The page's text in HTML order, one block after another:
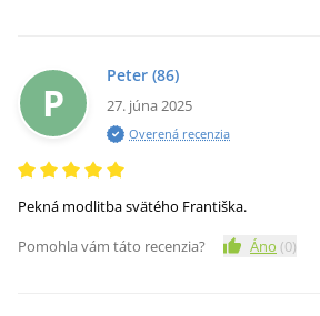
P
Peter (86)
27. júna 2025
Overená recenzia
Pekná modlitba svätého Františka.
Pomohla vám táto recenzia?
Áno (0)